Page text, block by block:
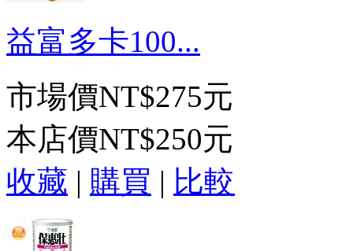
益富多卡100...
市場價NT$275元
本店價NT$250元
收藏 | 購買 | 比較